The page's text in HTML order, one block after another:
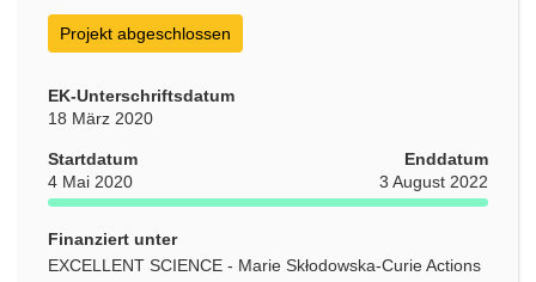
Projekt abgeschlossen
EK-Unterschriftsdatum
18 März 2020
Startdatum
4 Mai 2020
Enddatum
3 August 2022
Finanziert unter
EXCELLENT SCIENCE - Marie Skłodowska-Curie Actions